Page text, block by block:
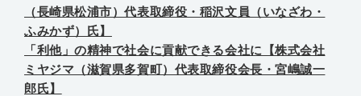
（長崎県松浦市）代表取締役・稲沢文員（いなざわ・
ふみかず）氏】
「利他」の精神で社会に貢献できる会社に【株式会社
ミヤジマ（滋賀県多賀町）代表取締役会長・宮嶋誠一
郎氏】